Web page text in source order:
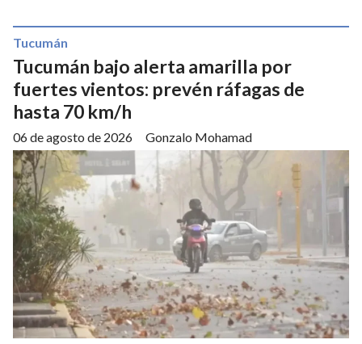
Tucumán bajo alerta amarilla por
fuertes vientos: prevén ráfagas de
hasta 70 km/h
Gonzalo Mohamad
Tucumán
06 de agosto de 2026